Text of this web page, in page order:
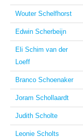
Wouter Schelfhorst
Edwin Scherbeijn
Eli Schim van der
Loeff
Branco Schoenaker
Joram Schollaardt
Judith Scholte
Leonie Scholts